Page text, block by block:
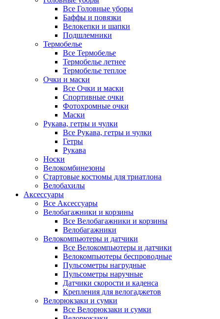
Все Головные уборы
Баффы и повязки
Велокепки и шапки
Подшлемники
Термобелье
Все Термобелье
Термобелье летнее
Термобелье теплое
Очки и маски
Все Очки и маски
Спортивные очки
Фотохромные очки
Маски
Рукава, гетры и чулки
Все Рукава, гетры и чулки
Гетры
Рукава
Носки
Велокомбинезоны
Стартовые костюмы для триатлона
Велобахилы
Аксессуары
Все Аксессуары
Велобагажники и корзины
Все Велобагажники и корзины
Велобагажники
Велокомпьютеры и датчики
Все Велокомпьютеры и датчики
Велокомпьютеры беспроводные
Пульсометры нагрудные
Пульсометры наручные
Датчики скорости и каденса
Крепления для велогаджетов
Велорюкзаки и сумки
Все Велорюкзаки и сумки